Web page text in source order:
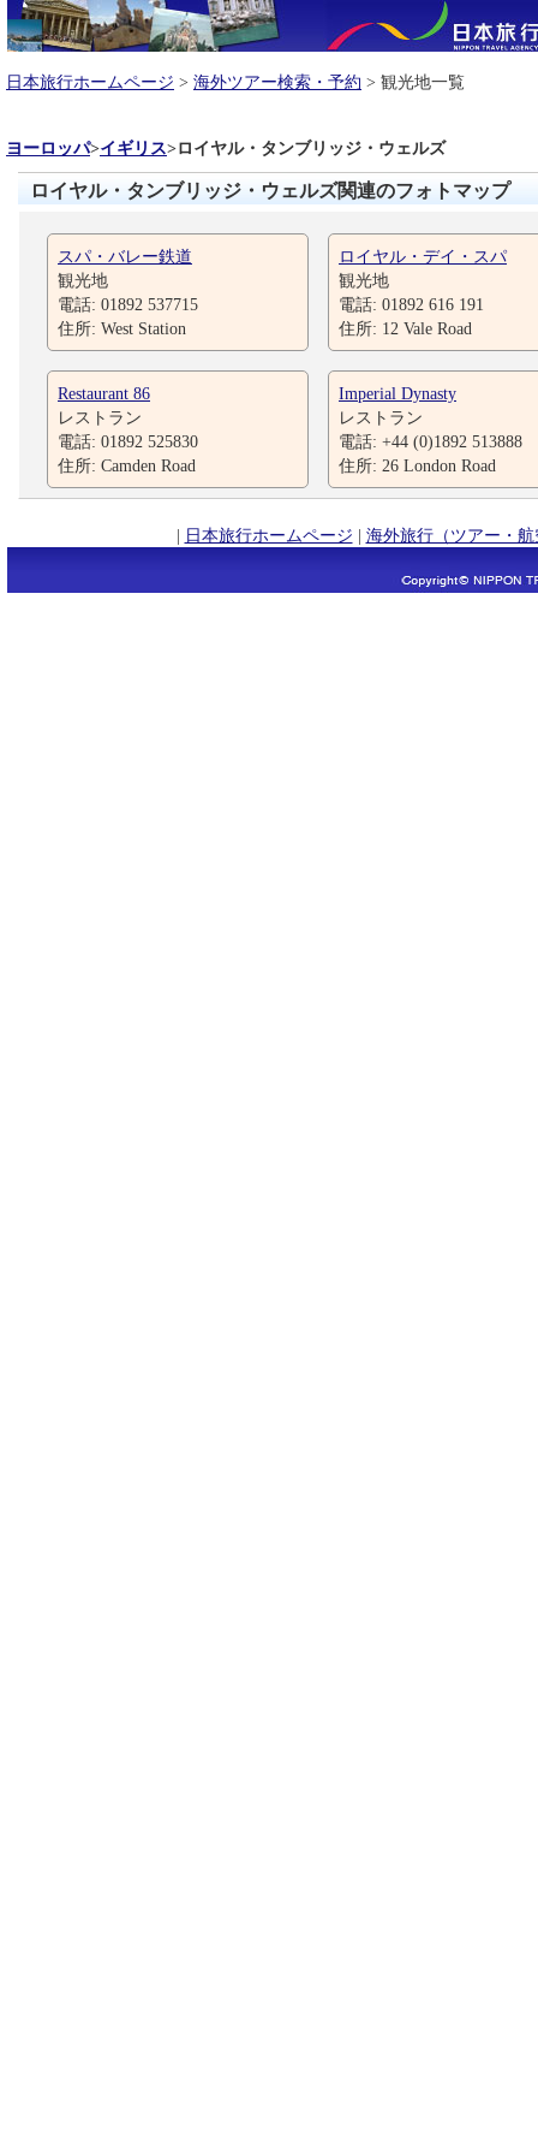
日本旅行ホームページ > 海外ツアー検索・予約 > 観光地一覧
ヨーロッパ>イギリス>ロイヤル・タンブリッジ・ウェルズ
ロイヤル・タンブリッジ・ウェルズ関連のフォトマップ
スパ・バレー鉄道
観光地
電話: 01892 537715
住所: West Station
ロイヤル・デイ・スパ
観光地
電話: 01892 616 191
住所: 12 Vale Road
Restaurant 86
レストラン
電話: 01892 525830
住所: Camden Road
Imperial Dynasty
レストラン
電話: +44 (0)1892 513888
住所: 26 London Road
| 日本旅行ホームページ | 海外旅行（ツアー・航